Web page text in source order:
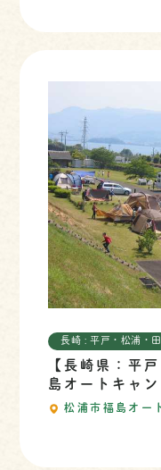
長崎 : 平戸・松浦・
【長崎県：平
島オートキャン
松浦市福島オー